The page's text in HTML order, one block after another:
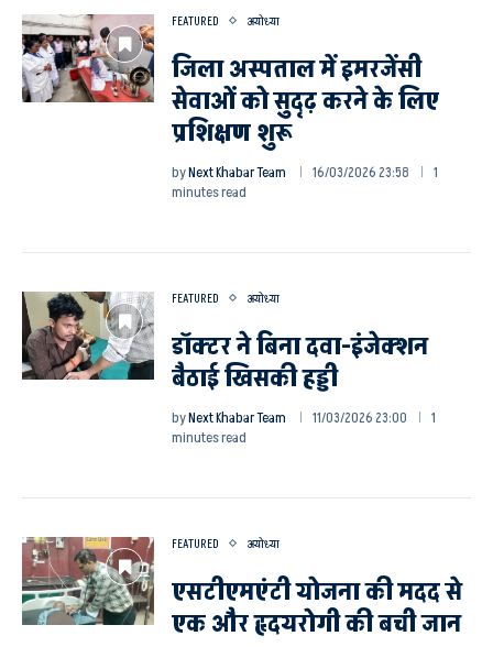
FEATURED अयोध्या
जिला अस्पताल में इमरजेंसी
सेवाओं को सुदृढ़ करने के लिए
प्रशिक्षण शुरू
byNext Khabar Team 16/03/2026 23:58
1
minutes read
FEATURED अयोध्या
डॉक्टर ने बिना दवा-इंजेक्शन
बैठाई खिसकी हड्डी
byNext Khabar Team 11/03/2026 23:00
1
minutes read
FEATURED अयोध्या
एसटीएमएंटी योजना की मदद से
एक और हृदयरोगी की बची जान